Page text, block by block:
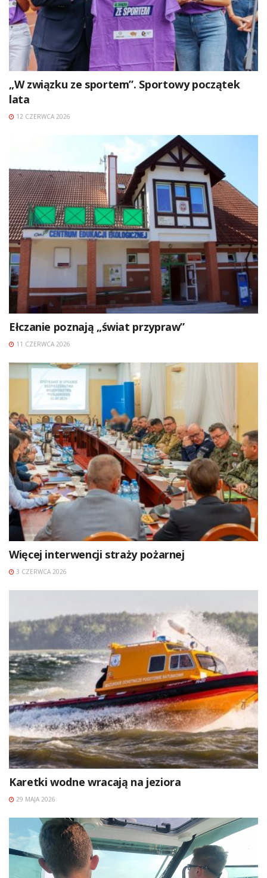
„W związku ze sportem”. Sportowy początek
lata
12 CZERWCA 2026
Ełczanie poznają „świat przypraw”
11 CZERWCA 2026
Więcej interwencji straży pożarnej
3 CZERWCA 2026
Karetki wodne wracają na jeziora
29 MAJA 2026